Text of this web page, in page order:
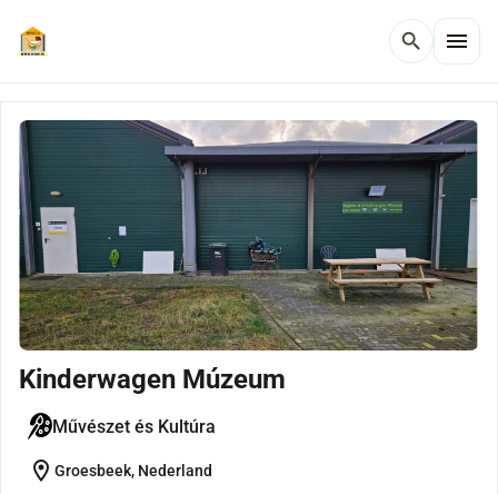
search menu
Kinderwagen Múzeum
Művészet és Kultúra
location_on Groesbeek, Nederland